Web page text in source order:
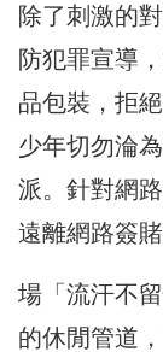
除了刺激的
防犯罪宣導
品包裝，拒
少年切勿淪
派。針對網
遠離網路簽賭
場「流汗不
的休閒管道